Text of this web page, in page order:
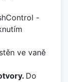
-
ve vaně
Do